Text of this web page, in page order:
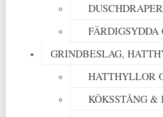
GRINDBESLAG,
HATTHYLLOR
KÖKSSTÅNG &